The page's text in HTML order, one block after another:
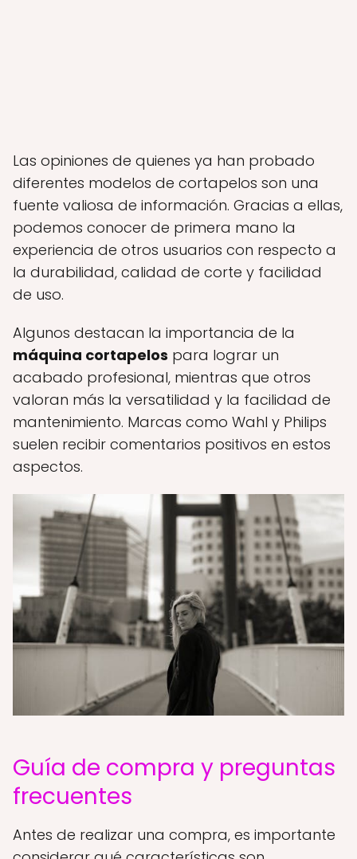
Las opiniones de quienes ya han probado
diferentes modelos de cortapelos son una
fuente valiosa de información. Gracias a ellas,
podemos conocer de primera mano la
experiencia de otros usuarios con respecto a
la durabilidad, calidad de corte y facilidad
de uso.
Algunos destacan la importancia de la
máquina cortapelos para lograr un
acabado profesional, mientras que otros
valoran más la versatilidad y la facilidad de
mantenimiento. Marcas como Wahl y Philips
suelen recibir comentarios positivos en estos
aspectos.
Guía de compra y preguntas
frecuentes
Antes de realizar una compra, es importante